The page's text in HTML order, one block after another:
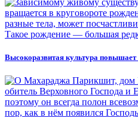
Высокоразвитая культура повышает